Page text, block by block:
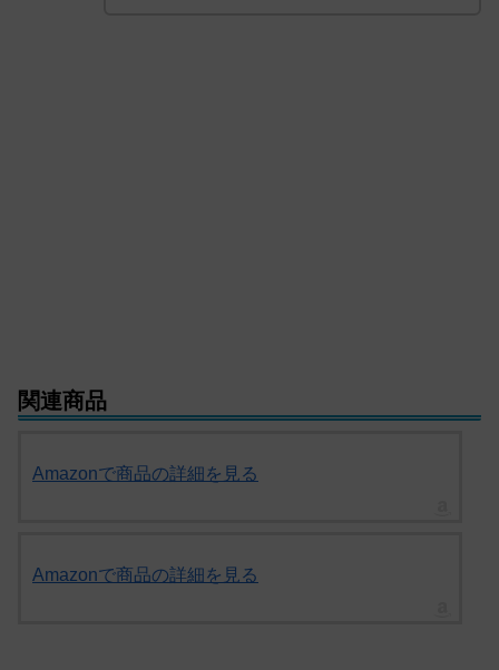
関連商品
Amazonで商品の詳細を見る
Amazonで商品の詳細を見る